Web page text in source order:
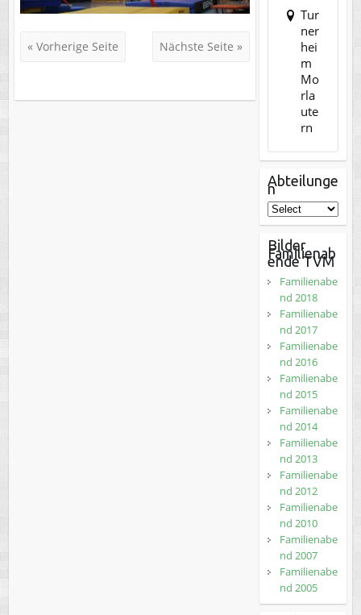
« Vorherige Seite Nächste Seite »
Tur
ner
hei
m
Mo
rla
ute
rn
Abteilunge
n
Bilder
Familienab
ende TVM
Familienabe
nd 2018
Familienabe
nd 2017
Familienabe
nd 2016
Familienabe
nd 2015
Familienabe
nd 2014
Familienabe
nd 2013
Familienabe
nd 2012
Familienabe
nd 2010
Familienabe
nd 2007
Familienabe
nd 2005